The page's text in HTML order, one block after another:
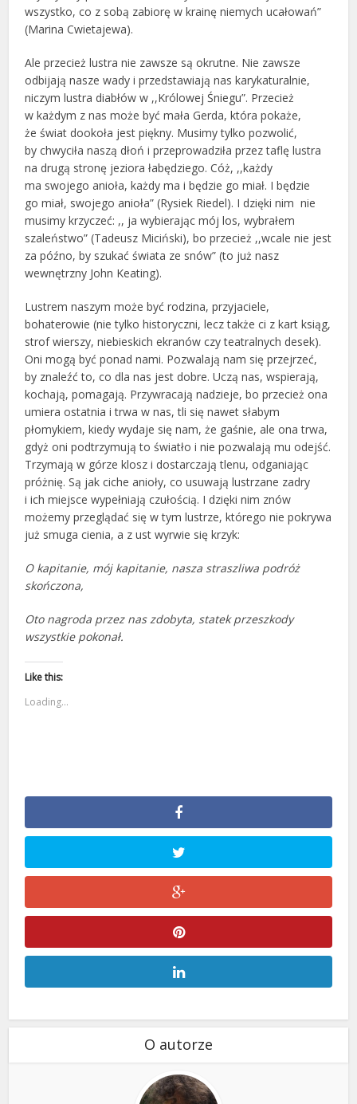
wszystko, co z sobą zabiorę w krainę niemych ucałowań”
(Marina Cwietajewa).
Ale przecież lustra nie zawsze są okrutne. Nie zawsze
odbijają nasze wady i przedstawiają nas karykaturalnie,
niczym lustra diabłów w ,,Królowej Śniegu”. Przecież
w każdym z nas może być mała Gerda, która pokaże,
że świat dookoła jest piękny. Musimy tylko pozwolić,
by chwyciła naszą dłoń i przeprowadziła przez taflę lustra
na drugą stronę jeziora łabędziego. Cóż, ,,każdy
ma swojego anioła, każdy ma i będzie go miał. I będzie
go miał, swojego anioła” (Rysiek Riedel). I dzięki nim nie
musimy krzyczeć: ,, ja wybierając mój los, wybrałem
szaleństwo” (Tadeusz Miciński), bo przecież ,,wcale nie jest
za późno, by szukać świata ze snów” (to już nasz
wewnętrzny John Keating).
Lustrem naszym może być rodzina, przyjaciele,
bohaterowie (nie tylko historyczni, lecz także ci z kart ksiąg,
strof wierszy, niebieskich ekranów czy teatralnych desek).
Oni mogą być ponad nami. Pozwalają nam się przejrzeć,
by znaleźć to, co dla nas jest dobre. Uczą nas, wspierają,
kochają, pomagają. Przywracają nadzieje, bo przecież ona
umiera ostatnia i trwa w nas, tli się nawet słabym
płomykiem, kiedy wydaje się nam, że gaśnie, ale ona trwa,
gdyż oni podtrzymują to światło i nie pozwalają mu odejść.
Trzymają w górze klosz i dostarczają tlenu, odganiając
próżnię. Są jak ciche anioły, co usuwają lustrzane zadry
i ich miejsce wypełniają czułością. I dzięki nim znów
możemy przeglądać się w tym lustrze, którego nie pokrywa
już smuga cienia, a z ust wyrwie się krzyk:
O kapitanie, mój kapitanie, nasza straszliwa podróż
skończona,
Oto nagroda przez nas zdobyta, statek przeszkody
wszystkie pokonał.
Like this:
Loading...
O autorze